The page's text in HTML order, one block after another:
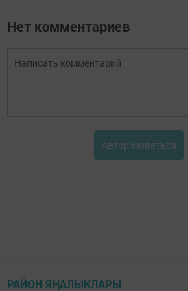
Нет комментариев
Авторизоваться
РАЙОН ЯҢАЛЫКЛАРЫ